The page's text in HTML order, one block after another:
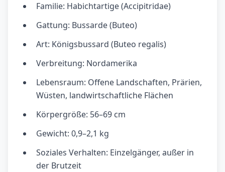
Familie: Habichtartige (Accipitridae)
Gattung: Bussarde (Buteo)
Art: Königsbussard (Buteo regalis)
Verbreitung: Nordamerika
Lebensraum: Offene Landschaften, Prärien,
Wüsten, landwirtschaftliche Flächen
Körpergröße: 56–69 cm
Gewicht: 0,9–2,1 kg
Soziales Verhalten: Einzelgänger, außer in
der Brutzeit